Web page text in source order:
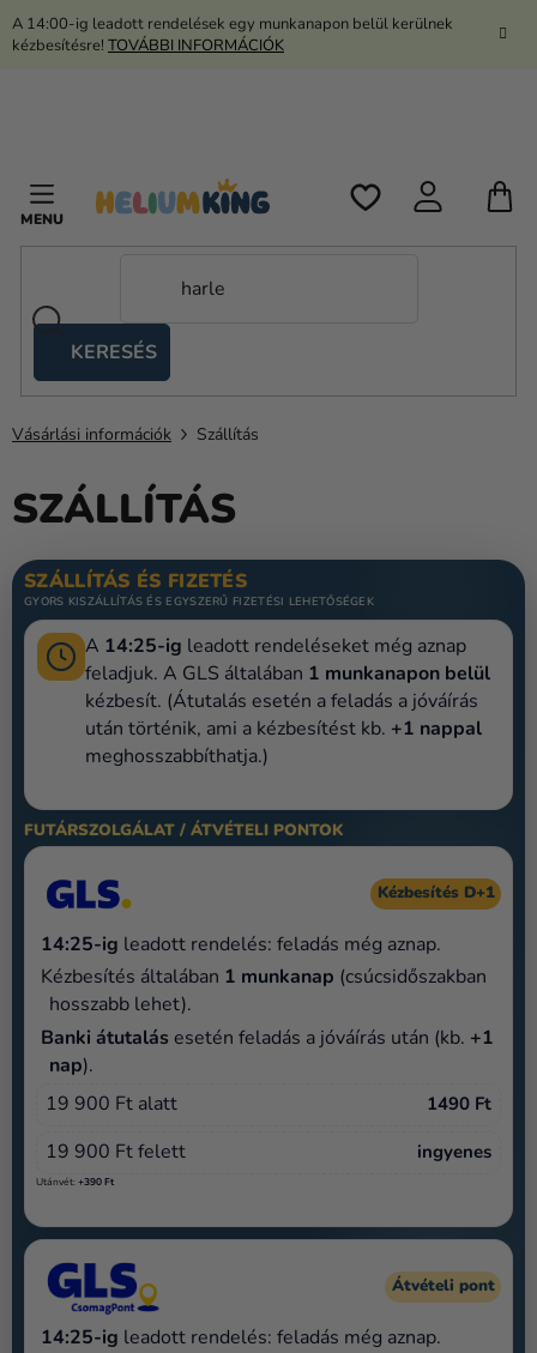
Ugrás
A 14:00-ig leadott rendelések egy munkanapon belül kerülnek
kézbesítésre! TOVÁBBI INFORMÁCIÓK
KERESÉS
sátrak
Kanekalon
Hélium
és
Lufik
Esküvő
Party
Dekoráció
kiegészítők
Ruházat
Sütés
Újdonság
Ajándékok
Ünnepek
Kreatív
kellékek
Témák
szabott
termékek
Kiárusítás
Vásárlási információk Szállítás
SZÁLLÍTÁS
SZÁLLÍTÁS ÉS FIZETÉS
GYORS KISZÁLLÍTÁS ÉS EGYSZERŰ FIZETÉSI LEHETŐSÉGEK
A 14:25-ig leadott rendeléseket még aznap
feladjuk. A GLS általában 1 munkanapon belül
kézbesít. (Átutalás esetén a feladás a jóváírás
után történik, ami a kézbesítést kb. +1 nappal
meghosszabbíthatja.)
FUTÁRSZOLGÁLAT / ÁTVÉTELI PONTOK
Kézbesítés D+1
14:25-ig leadott rendelés: feladás még aznap.
Kézbesítés általában 1 munkanap (csúcsidőszakban
hosszabb lehet).
Banki átutalás esetén feladás a jóváírás után (kb. +1
nap).
19 900 Ft alatt
1490 Ft
19 900 Ft felett ingyenes
Utánvét:+390 Ft
Átvételi pont
14:25-ig leadott rendelés: feladás még aznap.